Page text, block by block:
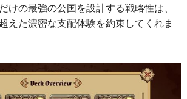
けの最強の公国を設計する戦略性は、
えた濃密な支配体験を約束してくれま